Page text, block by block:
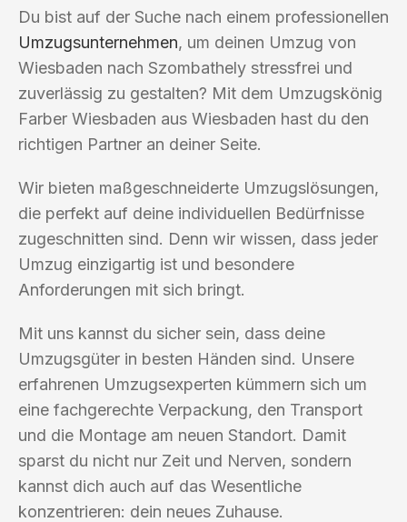
Du bist auf der Suche nach einem professionellen
Umzugsunternehmen, um deinen Umzug von
Wiesbaden nach Szombathely stressfrei und
zuverlässig zu gestalten? Mit dem Umzugskönig
Farber Wiesbaden aus Wiesbaden hast du den
richtigen Partner an deiner Seite.
Wir bieten maßgeschneiderte Umzugslösungen,
die perfekt auf deine individuellen Bedürfnisse
zugeschnitten sind. Denn wir wissen, dass jeder
Umzug einzigartig ist und besondere
Anforderungen mit sich bringt.
Mit uns kannst du sicher sein, dass deine
Umzugsgüter in besten Händen sind. Unsere
erfahrenen Umzugsexperten kümmern sich um
eine fachgerechte Verpackung, den Transport
und die Montage am neuen Standort. Damit
sparst du nicht nur Zeit und Nerven, sondern
kannst dich auch auf das Wesentliche
konzentrieren: dein neues Zuhause.